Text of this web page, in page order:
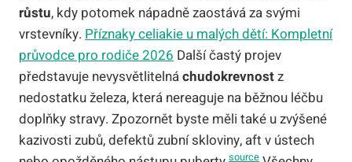
růstu, kdy potomek nápadně zaostává za svými
vrstevníky. Příznaky celiakie u malých dětí: Kompletní
průvodce pro rodiče 2026 Další častý projev
představuje nevysvětlitelnáchudokrevnostz
nedostatku železa, která nereaguje na běžnou léčbu
doplňky stravy. Zpozornět byste měli také u zvýšené
kazivosti zubů, defektů zubní skloviny, aft v ústech
source